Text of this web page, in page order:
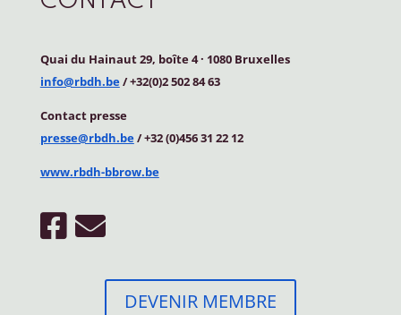
Quai du Hainaut 29, boîte 4· 1080 Bruxelles
info@rbdh.be/ +32(0)2 502 84 63
Contact presse
presse@rbdh.be/ +32 (0)456 31 22 12
www.rbdh-bbrow.be
DEVENIR MEMBRE